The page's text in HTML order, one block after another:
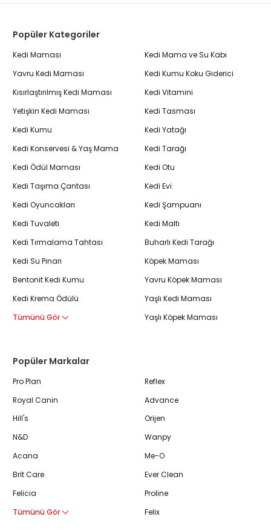
Popüler Kategoriler
Kedi Maması
Yavru Kedi Maması
Kısırlaştırılmış Kedi Maması
Yetişkin Kedi Maması
Kedi Kumu
Kedi Konservesi & Yaş Mama
Kedi Ödül Maması
Kedi Taşıma Çantası
Kedi Oyuncakları
Kedi Tuvaleti
Kedi Tırmalama Tahtası
Kedi Su Pınarı
Bentonit Kedi Kumu
Kedi Krema Ödülü
Tümünü Gör
Kedi Mama ve Su Kabı
Kedi Kumu Koku Giderici
Kedi Vitamini
Kedi Tasması
Kedi Yatağı
Kedi Tarağı
Kedi Otu
Kedi Evi
Kedi Şampuanı
Kedi Maltı
Buharlı Kedi Tarağı
Köpek Maması
Yavru Köpek Maması
Yaşlı Kedi Maması
Yaşlı Köpek Maması
Popüler Markalar
Pro Plan
Royal Canin
Hill's
N&D
Acana
Brit Care
Felicia
Tümünü Gör
Reflex
Advance
Orijen
Wanpy
Me-O
Ever Clean
Proline
Felix